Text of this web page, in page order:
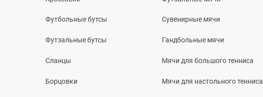
Футбольные бутсы
Футзальные бутсы
Сланцы
Борцовки
Сувенирные мячи
Гандбольные мячи
Мячи для большого тенниса
Мячи для настольного тенниса